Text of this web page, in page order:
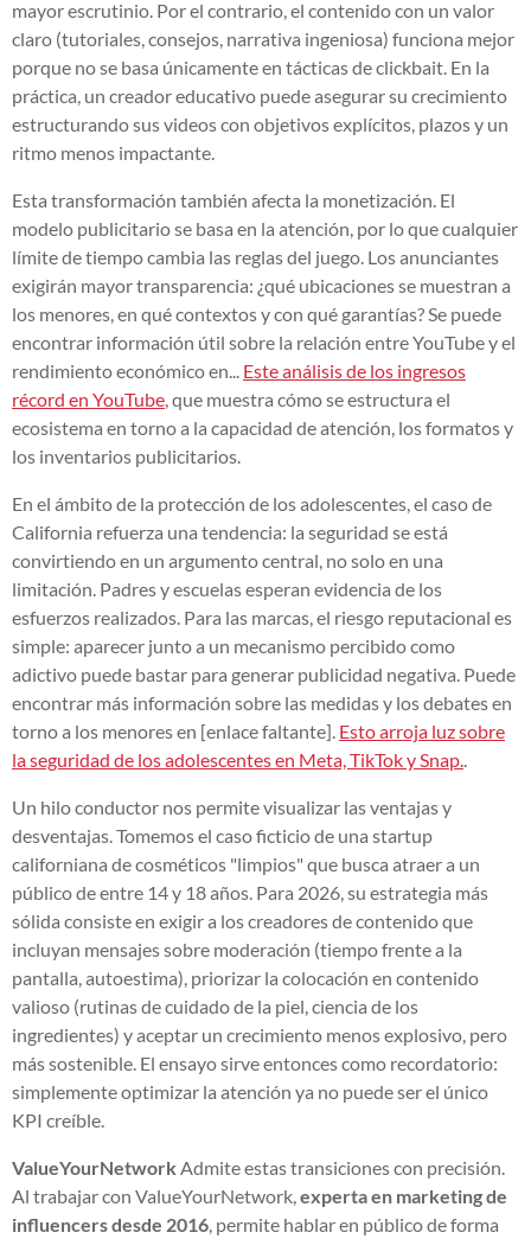
mayor escrutinio. Por el contrario, el contenido con un valor
claro (tutoriales, consejos, narrativa ingeniosa) funciona mejor
porque no se basa únicamente en tácticas de clickbait. En la
práctica, un creador educativo puede asegurar su crecimiento
estructurando sus videos con objetivos explícitos, plazos y un
ritmo menos impactante.
Esta transformación también afecta la monetización. El
modelo publicitario se basa en la atención, por lo que cualquier
límite de tiempo cambia las reglas del juego. Los anunciantes
exigirán mayor transparencia: ¿qué ubicaciones se muestran a
los menores, en qué contextos y con qué garantías? Se puede
encontrar información útil sobre la relación entre YouTube y el
rendimiento económico en... Este análisis de los ingresos
récord en YouTube , que muestra cómo se estructura el
ecosistema en torno a la capacidad de atención, los formatos y
los inventarios publicitarios.
En el ámbito de la protección de los adolescentes, el caso de
California refuerza una tendencia: la seguridad se está
convirtiendo en un argumento central, no solo en una
limitación. Padres y escuelas esperan evidencia de los
esfuerzos realizados. Para las marcas, el riesgo reputacional es
simple: aparecer junto a un mecanismo percibido como
adictivo puede bastar para generar publicidad negativa. Puede
encontrar más información sobre las medidas y los debates en
torno a los menores en [enlace faltante]. Esto arroja luz sobre
la seguridad de los adolescentes en Meta, TikTok y Snap.
Un hilo conductor nos permite visualizar las ventajas y
desventajas. Tomemos el caso ficticio de una startup
californiana de cosméticos "limpios" que busca atraer a un
público de entre 14 y 18 años. Para 2026, su estrategia más
sólida consiste en exigir a los creadores de contenido que
incluyan mensajes sobre moderación (tiempo frente a la
pantalla, autoestima), priorizar la colocación en contenido
valioso (rutinas de cuidado de la piel, ciencia de los
ingredientes) y aceptar un crecimiento menos explosivo, pero
más sostenible. El ensayo sirve entonces como recordatorio:
simplemente optimizar la atención ya no puede ser el único
KPI creíble.
ValueYourNetwork Admite estas transiciones con precisión.
Al trabajar con ValueYourNetwork, experta en marketing de
influencers desde 2016 , permite hablar en público de forma